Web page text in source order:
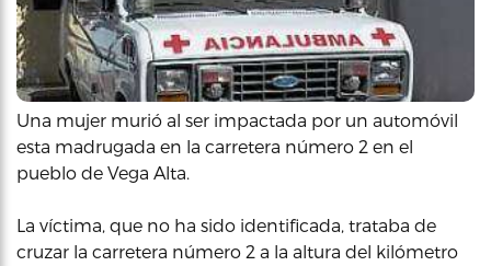
Una mujer murió al ser impactada por un automóvil
esta madrugada en la carretera número 2 en el
pueblo de Vega Alta.
La víctima, que no ha sido identificada, trataba de
cruzar la carretera número 2 a la altura del kilómetro